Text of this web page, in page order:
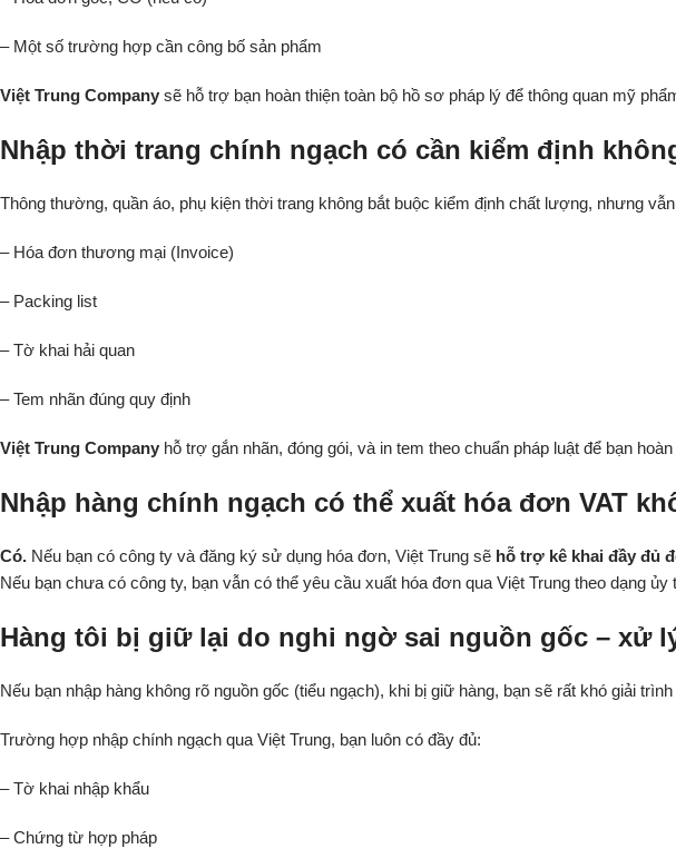
– Một số trường hợp cần công bố sản phẩm
Việt Trung Company sẽ hỗ trợ bạn hoàn thiện toàn bộ hồ sơ pháp lý để thông quan mỹ
Nhập thời trang chính ngạch có cần kiểm định
Thông thường, quần áo, phụ kiện thời trang không bắt buộc kiểm định chất lượng, nhưng
– Hóa đơn thương mại (Invoice)
– Packing list
– Tờ khai hải quan
– Tem nhãn đúng quy định
Việt Trung Company hỗ trợ gắn nhãn, đóng gói, và in tem theo chuẩn pháp luật để bạn
Nhập hàng chính ngạch có thể xuất hóa đơn VAT
Có. Nếu bạn có công ty và đăng ký sử dụng hóa đơn, Việt Trung sẽ hỗ trợ kê khai đầy đủ
Nếu bạn chưa có công ty, bạn vẫn có thể yêu cầu xuất hóa đơn qua Việt Trung theo dạng ủy
Hàng tôi bị giữ lại do nghi ngờ sai nguồn gốc – xử
Nếu bạn nhập hàng không rõ nguồn gốc (tiểu ngạch), khi bị giữ hàng, bạn sẽ rất khó giải
Trường hợp nhập chính ngạch qua Việt Trung, bạn luôn có đầy đủ:
– Tờ khai nhập khẩu
– Chứng từ hợp pháp